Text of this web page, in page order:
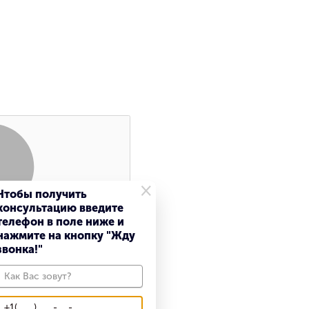
Поиск
×
получить
введите
в поле ниже и
на кнопку "Жду